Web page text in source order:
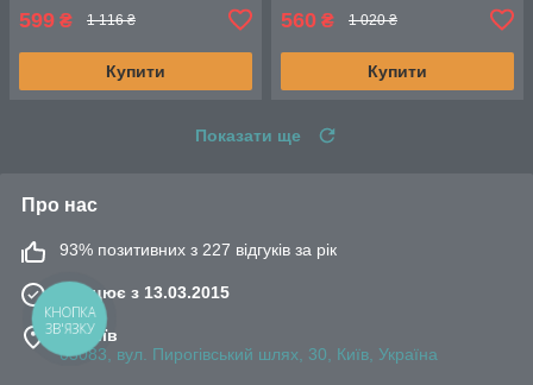
599 ₴ 1 116 ₴
Купити
560 ₴ 1 020 ₴
Купити
Показати ще
Про нас
93% позитивних з 227 відгуків за рік
Працює з 13.03.2015
м. Київ
03083, вул. Пирогівський шлях, 30, Київ, Україна
КНОПКА
ЗВ'ЯЗКУ